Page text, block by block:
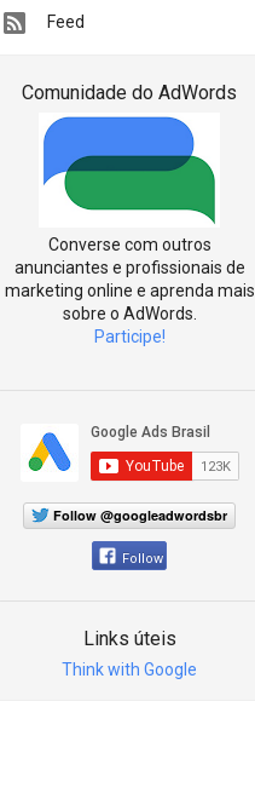
Feed
Comunidade do AdWords
Converse com outros
anunciantes e profissionais de
marketing online e aprenda mais
sobre o AdWords.
Participe!
Follow @googleadwordsbr
Follow
Links úteis
Think with Google